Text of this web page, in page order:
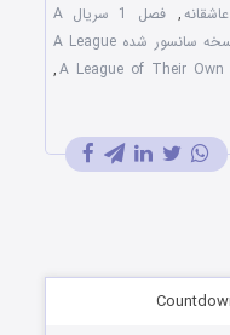
عاشقانه,
فصل 1 سریال A
نسخه سانسور شده A League
,